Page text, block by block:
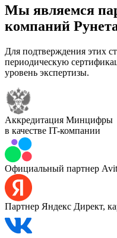
Мы являемся
компаний
Для подтверждения этих
периодическую
уровень экспертизы.
Аккредитация Минцифры
в качестве IT-компании
Официальный партнер
Партнер Яндекс Директ,